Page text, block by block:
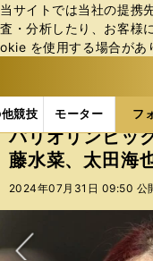
当サイトでは当社の提携
査・分析したり、お客様
okie を使⽤する場合があ
競技 モーター フ
b
ス
ポ
ル
バ
フォトギャラリー
パリオリンピッ
藤水菜、太田海
2024年07月31日 09:50 公